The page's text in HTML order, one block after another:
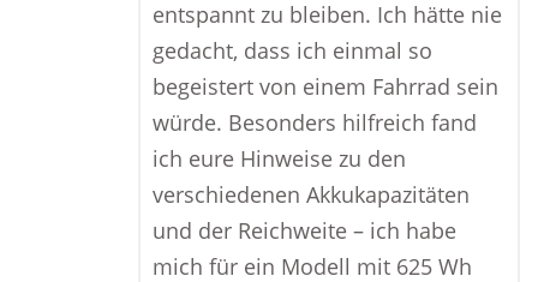
entspannt zu bleiben. Ich hätte nie
gedacht, dass ich einmal so
begeistert von einem Fahrrad sein
würde. Besonders hilfreich fand
ich eure Hinweise zu den
verschiedenen Akkukapazitäten
und der Reichweite – ich habe
mich für ein Modell mit 625 Wh